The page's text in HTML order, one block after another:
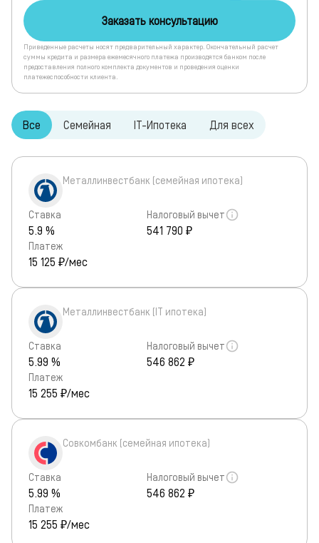
Заказать консультацию
Приведенные расчеты носят предварительный характер. Окончательный расчет
суммы кредита и размера ежемесячного платежа производятся банком после
предоставления полного комплекта документов и проведения оценки
платежеспособности клиента.
Все Семейная IT-Ипотека Для всех
Металлинвестбанк (семейная ипотека)
Ставка
5.9 %
Налоговый вычет
541 790 ₽
Платеж
15 125 ₽/мес
Металлинвестбанк (IT ипотека)
Ставка
5.99 %
Налоговый вычет
546 862 ₽
Платеж
15 255 ₽/мес
Совкомбанк (семейная ипотека)
Ставка
5.99 %
Налоговый вычет
546 862 ₽
Платеж
15 255 ₽/мес